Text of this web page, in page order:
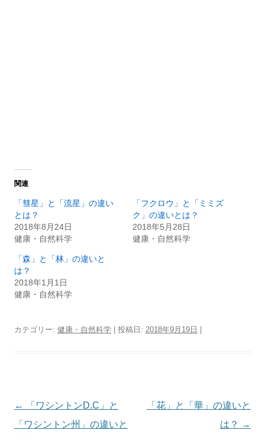
関連
「彗星」と「流星」の違い
とは？
2018年8月24日
健康・自然科学
「フクロウ」と「ミミズ
ク」の違いとは？
2018年5月28日
健康・自然科学
「森」と「林」の違いと
は？
2018年1月1日
健康・自然科学
カテゴリー: 健康・自然科学 | 投稿日: 2018年9月19日
投
稿
←
「ワシントンD.C」と
「ワシントン州」の違いと
「花」と「華」の違いと
は？
→